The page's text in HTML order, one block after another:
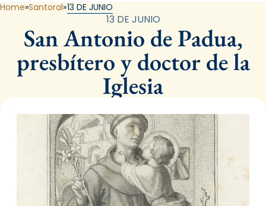
Home Santoral 13 DE JUNIO
13 DE JUNIO
San Antonio de Padua,
presbítero y doctor de la
Iglesia